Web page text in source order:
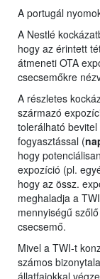
A portugál
A Nestlé
hogy az érintett
átmeneti OTA
csecsemőkre
A részletes
származó
tolerálható bevitel
fogyasztással (
hogy
expozíció (pl.
hogy az össz.
meghaladja a
mennyiségű
csecsemő.
Mivel a TWI-t
számos